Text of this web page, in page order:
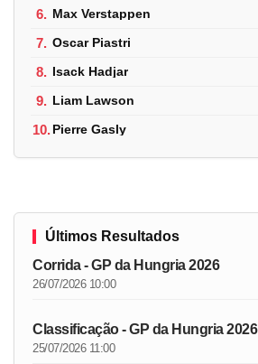
6. Max Verstappen
7. Oscar Piastri
8. Isack Hadjar
9. Liam Lawson
10.Pierre Gasly
Últimos Resultados
Corrida - GP da Hungria 2026
26/07/2026 10:00
Classificação - GP da Hungria 2026
25/07/2026 11:00